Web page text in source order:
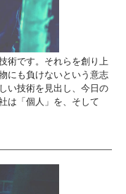
術です。それらを創り上
にも負けないという意志
い技術を見出し、今日の
は「個人」を、そして